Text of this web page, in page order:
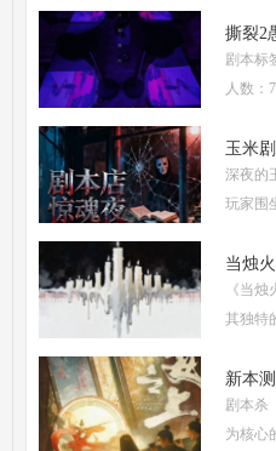
喜爱古
玩家 《
撕裂2
剧本标
人数：
感还原
点评关
玉米
深夜的
玩家围
你们将
着剧本
当烛
《当
其独特
和玩家
部令人
新本
剧本杀
为核心